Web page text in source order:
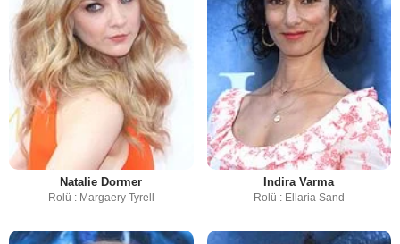
Natalie Dormer
Rolü : Margaery Tyrell
Indira Varma
Rolü : Ellaria Sand